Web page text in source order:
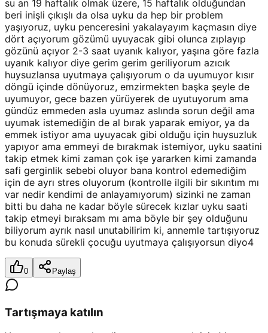
su an 19 haftalık olmak üzere, 15 haftalık olduğundan
beri inişli çıkışlı da olsa uyku da hep bir problem
yaşıyoruz, uyku penceresini yakalayayım kaçmasın diye
dört açıyorum gözümü uyuyacak gibi olunca zıplayıp
gözünü açıyor 2-3 saat uyanık kalıyor, yaşına göre fazla
uyanık kalıyor diye gerim gerim geriliyorum azıcık
huysuzlansa uyutmaya çalışıyorum o da uyumuyor kısır
döngü içinde dönüyoruz, emzirmekten başka şeyle de
uyumuyor, gece bazen yürüyerek de uyutuyorum ama
gündüz emmeden asla uyumaz aslında sorun değil ama
uyumak istemediğin de al bırak yaparak emiyor, ya da
emmek istiyor ama uyuyacak gibi olduğu için huysuzluk
yapıyor ama emmeyi de bırakmak istemiyor, uyku saatini
takip etmek kimi zaman çok işe yararken kimi zamanda
safi gerginlik sebebi oluyor bana kontrol edemediğim
için de ayrı stres oluyorum (kontrolle ilgili bir sıkıntım mı
var nedir kendimi de anlayamıyorum) sizinki ne zaman
bitti bu daha ne kadar böyle sürecek kızlar uyku saati
takip etmeyi bıraksam mı ama böyle bir şey olduğunu
biliyorum ayrık nasıl unutabilirim ki, annemle tartışıyoruz
bu konuda sürekli çocuğu uyutmaya çalışıyorsun diyo4
0 Paylaş
Tartışmaya katılın